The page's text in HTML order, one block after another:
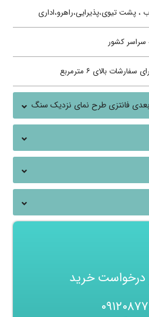
، پشت تیوی،پذیرایی،راهرو،اداری
سراسر کشور
سفارشات بالای ۶ مترمربع
فانتزی طرح نمای نزدیک سنگ
درخواست خرید